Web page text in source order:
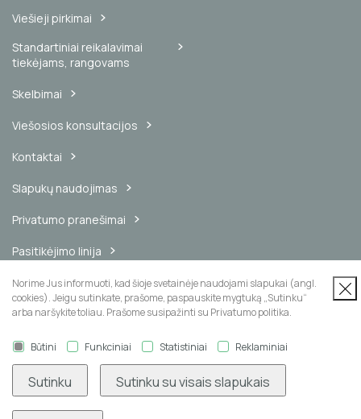
Viešieji pirkimai
Standartiniai reikalavimai
tiekėjams, rangovams
Skelbimai
Viešosios konsultacijos
Kontaktai
Slapukų naudojimas
Privatumo pranešimai
Pasitikėjimo linija
Vidinis pranešimų kanalas
Naujienų prenumerata
Norime Jus informuoti, kad šioje svetainėje naudojami slapukai (angl.
cookies). Jeigu sutinkate, prašome, paspauskite mygtuką „Sutinku“
arba naršykite toliau. Prašome susipažinti su Privatumo politika.
Būtini Funkciniai Statistiniai Reklaminiai
Sutinku Sutinku su visais slapukais